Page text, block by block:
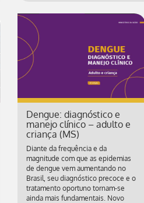
Dengue: diagnóstico e
manejo clínico – adulto e
criança (MS)
Diante da frequência e da
magnitude com que as epidemias
de dengue vem aumentando no
Brasil, seu diagnóstico precoce e o
tratamento oportuno tornam-se
ainda mais fundamentais. Novo